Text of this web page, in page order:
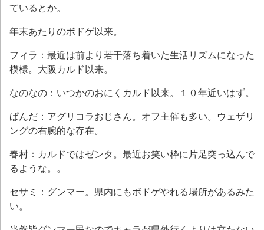
ているとか。
年末あたりのボドゲ以来。
フィラ：最近は前より若干落ち着いた生活リズムになった
模様。大阪カルド以来。
なのなの：いつかのおにくカルド以来。１０年近いはず。
ぱんだ：アグリコラおじさん。オフ主催も多い。ウェザリ
ングの右腕的な存在。
春村：カルドではゼンタ。最近お笑い枠に片足突っ込んで
るような。。
セサミ：グンマー。県内にもボドゲやれる場所があるみた
い。